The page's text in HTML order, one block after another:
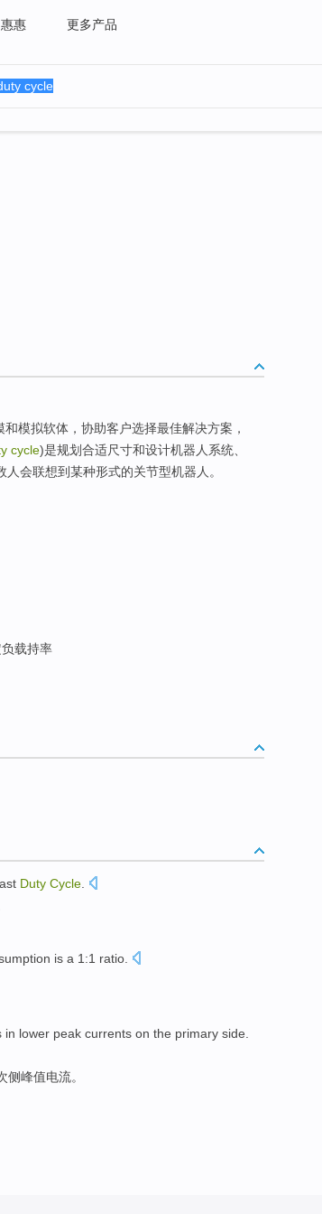
惠惠 更多产品
模拟软体，协助客户选择最佳解决方案，
cycle)是规划合适尺寸和设计机器人系统、
会联想到某种形式的关节型机器人。
载持率
Duty Cycle.
is a 1:1 ratio
in lower peak currents on the primary side
侧峰值电流。